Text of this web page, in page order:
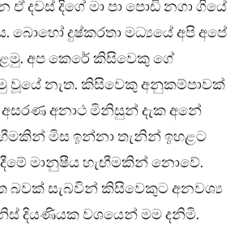
ඒ දවස් දිගේ මා පා පොඩි නගා ගියේ
බොහෝ දුෂ්කරතා මධ්‍යයේ අපි අපේ
අප කෙරේ කිසිවෙකු ගේ
වූයේ නැත. කිසිවෙකු අනුකම්පාවක්
අසරණ අනාථ මිනිසුන් දැක අනේ
මිස ඉන්නා තැනින් ඉහළට
මානුෂීය හැඟීමකින් නොවේ.
බවක් සැබවින් කිසිවෙකුට අනවශ්‍ය
දියණියක වශයෙන් මම දනිමි.